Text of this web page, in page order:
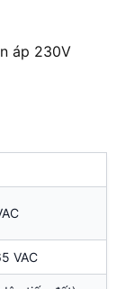
áp 230V
VAC